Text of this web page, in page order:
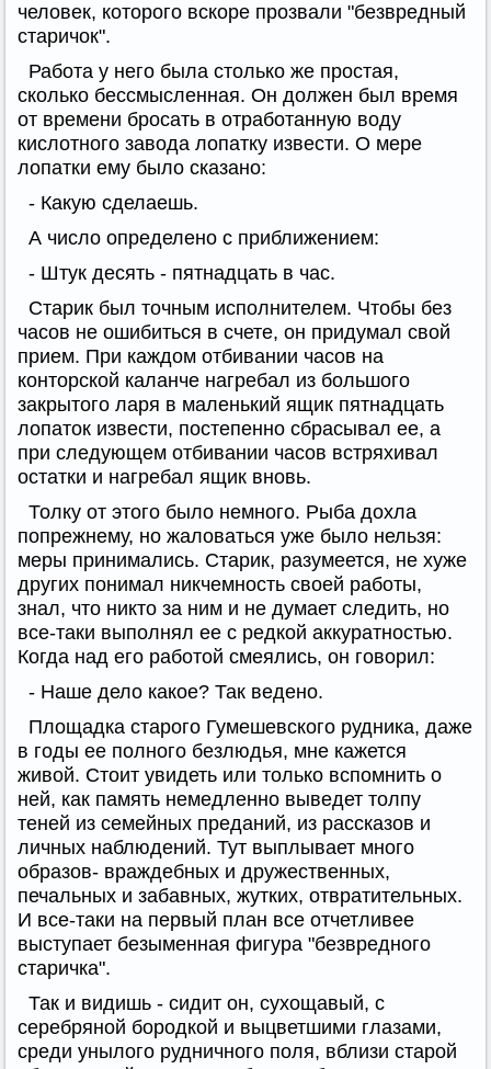
человек, которого вскоре прозвали "безвредный
старичок".
Работа у него была столько же простая,
сколько бессмысленная. Он должен был время
от времени бросать в отработанную воду
кислотного завода лопатку извести. О мере
лопатки ему было сказано:
- Какую сделаешь.
А число определено с приближением:
- Штук десять - пятнадцать в час.
Старик был точным исполнителем. Чтобы без
часов не ошибиться в счете, он придумал свой
прием. При каждом отбивании часов на
конторской каланче нагребал из большого
закрытого ларя в маленький ящик пятнадцать
лопаток извести, постепенно сбрасывал ее, а
при следующем отбивании часов встряхивал
остатки и нагребал ящик вновь.
Толку от этого было немного. Рыба дохла
попрежнему, но жаловаться уже было нельзя:
меры принимались. Старик, разумеется, не хуже
других понимал никчемность своей работы,
знал, что никто за ним и не думает следить, но
все-таки выполнял ее с редкой аккуратностью.
Когда над его работой смеялись, он говорил:
- Наше дело какое? Так ведено.
Площадка старого Гумешевского рудника, даже
в годы ее полного безлюдья, мне кажется
живой. Стоит увидеть или только вспомнить о
ней, как память немедленно выведет толпу
теней из семейных преданий, из рассказов и
личных наблюдений. Тут выплывает много
образов- враждебных и дружественных,
печальных и забавных, жутких, отвратительных.
И все-таки на первый план все отчетливее
выступает безыменная фигура "безвредного
старичка".
Так и видишь - сидит он, сухощавый, с
серебряной бородкой и выцветшими глазами,
среди унылого рудничного поля, вблизи старой